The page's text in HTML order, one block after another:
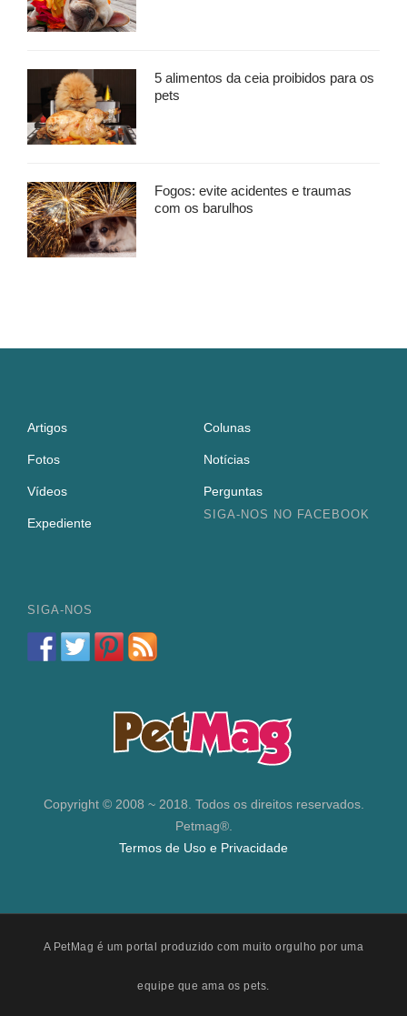
5 alimentos da ceia proibidos para os
pets
Fogos: evite acidentes e traumas
com os barulhos
Artigos Colunas
Fotos Notícias
Vídeos Perguntas
Expediente
SIGA-NOS NO FACEBOOK
SIGA-NOS
Copyright © 2008 ~ 2018. Todos os direitos reservados.
Petmag®.
Termos de Uso e Privacidade
A PetMag é um portal produzido com muito orgulho por uma
equipe que ama os pets.